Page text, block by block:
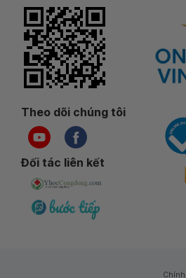
Theo dõi chúng tôi
Đối tác liên kết
Chính